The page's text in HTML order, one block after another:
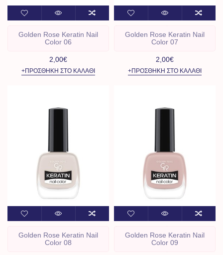
Golden Rose Keratin Nail
Color 06
2,00€
+ΠΡΟΣΘΉΚΗ ΣΤΟ ΚΑΛΆΘΙ
Golden Rose Keratin Nail
Color 07
2,00€
+ΠΡΟΣΘΉΚΗ ΣΤΟ ΚΑΛΆΘΙ
Golden Rose Keratin Nail
Color 08
Golden Rose Keratin Nail
Color 09